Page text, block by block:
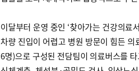
이달부터 운영 중인 ‘찾아가는 건강의료
차량 진입이 어렵고 병원 방문이 힘든
6명)으로 구성된 전담팀이 의료버스를